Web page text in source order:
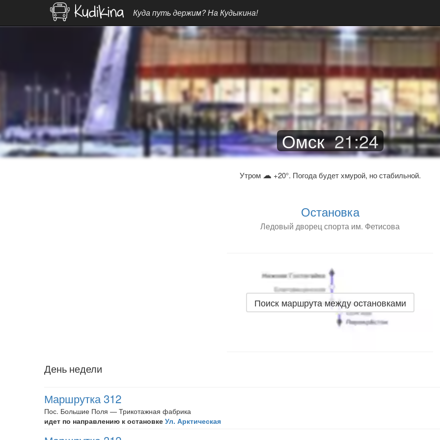
Куда путь держим? На Кудыкина!
Омск 21:24
Утром ☁ +20°. Погода будет хмурой, но стабильной.
Остановка
Ледовый дворец спорта им. Фетисова
Поиск маршрута между остановками
День недели
Маршрутка 312
Пос. Большие Поля — Трикотажная фабрика
идет по направлению к остановке Ул. Арктическая